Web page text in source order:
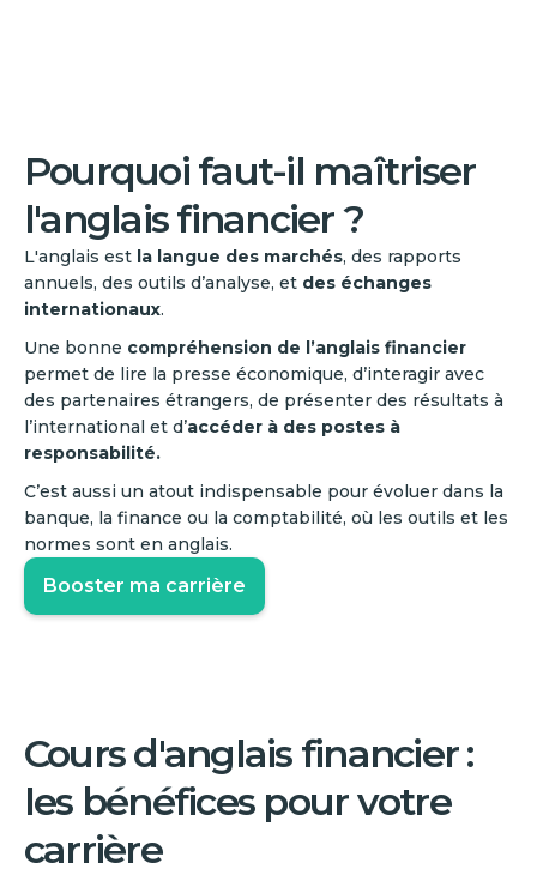
Pourquoi faut-il maîtriser
l'anglais financier ?
L'anglais est la langue des marchés, des rapports
annuels, des outils d’analyse, et des échanges
internationaux.
Une bonne compréhension de l’anglais financier
permet de lire la presse économique, d’interagir avec
des partenaires étrangers, de présenter des résultats à
l’international et d’accéder à des postes à
responsabilité.
C’est aussi un atout indispensable pour évoluer dans la
banque, la finance ou la comptabilité, où les outils et les
normes sont en anglais.
Booster ma carrière
Cours d'anglais financier :
les bénéfices pour votre
carrière